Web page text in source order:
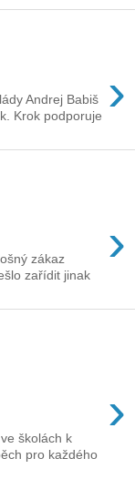
›
Andrej Babiš
Krok podporuje
›
zákaz
zařídit jinak
›
školách k
pro každého